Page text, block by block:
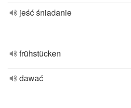
jeść śniadanie
frühstücken
dawać